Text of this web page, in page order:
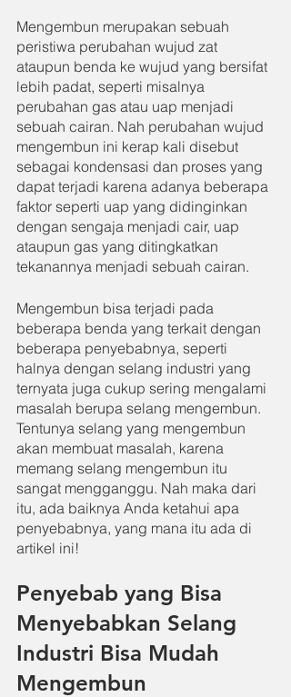
Mengembun merupakan sebuah
peristiwa perubahan wujud zat
ataupun benda ke wujud yang bersifat
lebih padat, seperti misalnya
perubahan gas atau uap menjadi
sebuah cairan. Nah perubahan wujud
mengembun ini kerap kali disebut
sebagai kondensasi dan proses yang
dapat terjadi karena adanya beberapa
faktor seperti uap yang didinginkan
dengan sengaja menjadi cair, uap
ataupun gas yang ditingkatkan
tekanannya menjadi sebuah cairan.
Mengembun bisa terjadi pada
beberapa benda yang terkait dengan
beberapa penyebabnya, seperti
halnya dengan selang industri yang
ternyata juga cukup sering mengalami
masalah berupa selang mengembun.
Tentunya selang yang mengembun
akan membuat masalah, karena
memang selang mengembun itu
sangat mengganggu. Nah maka dari
itu, ada baiknya Anda ketahui apa
penyebabnya, yang mana itu ada di
artikel ini!
Penyebab yang Bisa
Menyebabkan Selang
Industri Bisa Mudah
Mengembun